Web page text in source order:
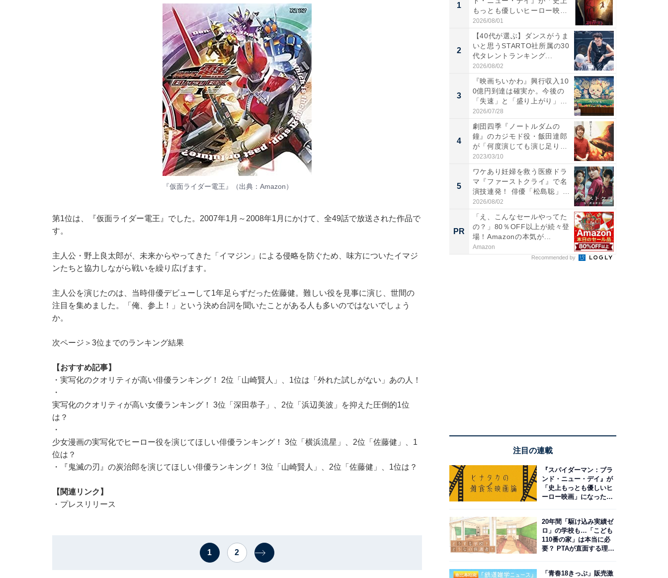
『仮面ライダー電王』（出典：Amazon）
第1位は、『仮面ライダー電王』でした。2007年1月～2008年1月にかけて、全49話で放送された作品で
す。
主人公・野上良太郎が、未来からやってきた「イマジン」による侵略を防ぐため、味方についたイマジ
ンたちと協力しながら戦いを繰り広げます。
主人公を演じたのは、当時俳優デビューして1年足らずだった佐藤健。難しい役を見事に演じ、世間の
注目を集めました。「俺、参上！」という決め台詞を聞いたことがある人も多いのではないでしょう
か。
次ページ＞3位までのランキング結果
【おすすめ記事】
・ 実写化のクオリティが高い俳優ランキング！ 2位「山崎賢人」、1位は「外れた試しがない」あの人！
・
実写化のクオリティが高い女優ランキング！ 3位「深田恭子」、2位「浜辺美波」を抑えた圧倒的1位
は？
・
少女漫画の実写化でヒーロー役を演じてほしい俳優ランキング！ 3位「横浜流星」、2位「佐藤健」、1
位は？
・
『鬼滅の刃』の炭治郎を演じてほしい俳優ランキング！ 3位「山崎賢人」、2位「佐藤健」、1位は？
【関連リンク】
・ プレスリリース
1 2
1
もっとも優しいヒーロー映
画」に...
2026/08/01
2
【40代が選ぶ】ダンスがうま
いと思うSTARTO社所属の30
代タレントランキング...
2026/08/02
3
『映画ちいかわ』興行収入10
0億円到達は確実か。今後の
「失速」と「盛り上がり」
が...
2026/07/28
4
劇団四季『ノートルダムの
鐘』のカジモド役・飯田達郎
が「何度演じても演じ足りな
い」...
2023/03/10
5
ワケあり妊婦を救う医療ドラ
マ『ファーストクライ』で名
演技連発！ 俳優「松島聡」
の...
2026/08/02
PR
「え、こんなセールやってた
の？」80％OFF以上が続々登
場！Amazonの本気が...
Amazon
Recommended by
注目の連載
『スパイダーマン：ブラ
ンド・ニュー・デイ』が
「史上もっとも優しいヒ
ーロー映画」になった理
20年間「駆け込み実績ゼ
ロ」の学校も…「こども
110番の家」は本当に必
要？ PTAが直面する理想
「青春18きっぷ」販売激